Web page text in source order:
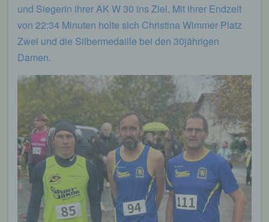
und Siegerin ihrer AK W 30 ins Ziel. Mit ihrer Endzeit
von 22:34 Minuten holte sich Christina Wimmer Platz
Zwei und die Silbermedaille bei den 30jährigen
Damen.